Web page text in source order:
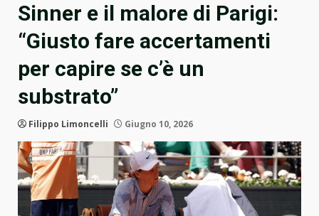
Sinner e il malore di Parigi:
“Giusto fare accertamenti
per capire se c’è un
substrato”
Filippo Limoncelli Giugno 10, 2026